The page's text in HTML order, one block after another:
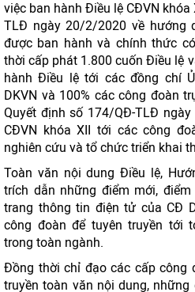
việc ban hành Điều lệ CĐVN
TLĐ ngày 20/2/2020 về hướng
được ban hành và chính thức
thời cấp phát 1.800 cuốn Điều lệ
hành Điều lệ tới các đồng chí
DKVN và 100% các công đoàn
Quyết định số 174/QĐ-TLĐ
CĐVN khóa XII tới các công
nghiên cứu và tổ chức triển khai
Toàn văn nội dung Điều lệ,
trích dẫn những điểm mới,
trang thông tin điện tử của CĐ
công đoàn để tuyên truyền tới
trong toàn ngành.
Đồng thời chỉ đạo các cấp công
truyền toàn văn nội dung,